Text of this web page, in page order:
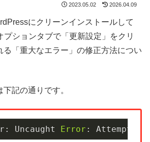
2023.05.02 2026.04.09
にクリーンインストールして
プションタブで「更新設定」をクリ
る「重大なエラー」の修正方法につい
記の通りです。
Uncaught Error : Attempt